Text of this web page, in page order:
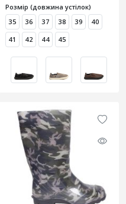
Розмір (довжина устілок)
35
36 37 38 39
40
41
42 44 45